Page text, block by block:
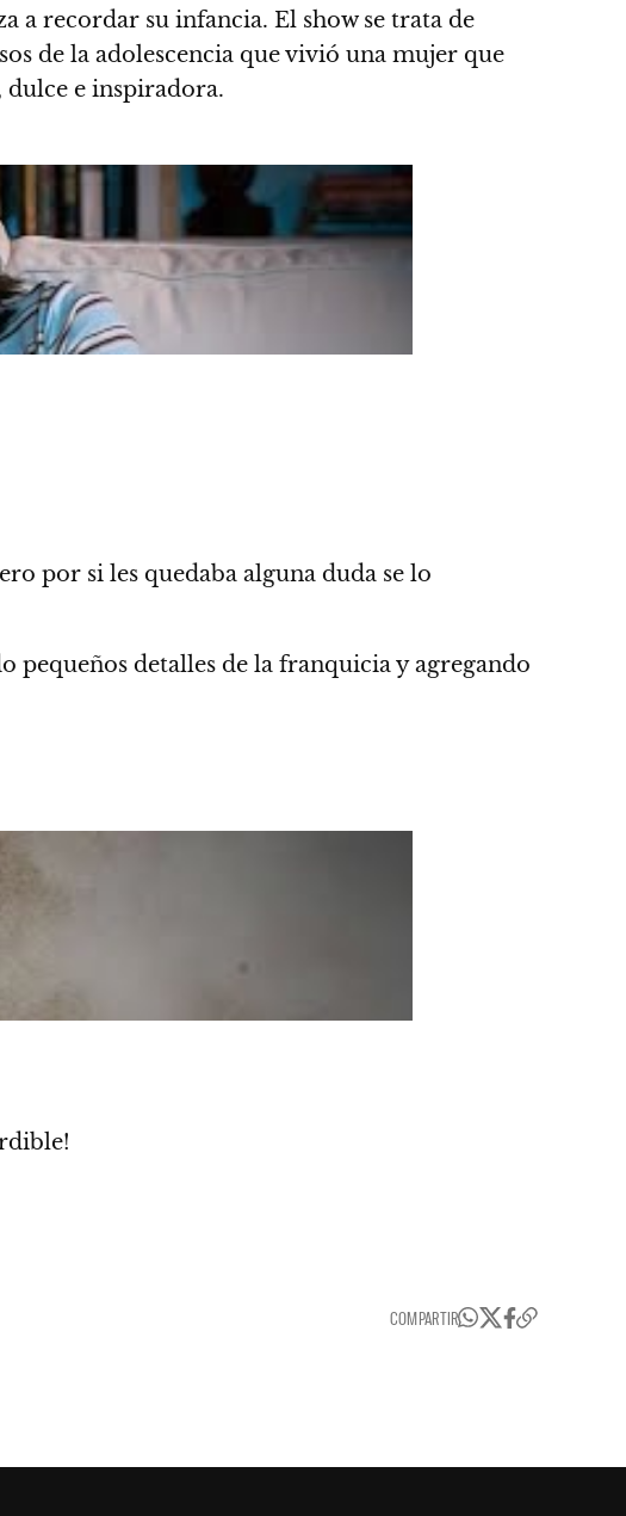
a recordar su infancia. El show se trata de
de la adolescencia que vivió una mujer que
e inspiradora.
por si les quedaba alguna duda se lo
pequeños detalles de la franquicia y agregando
COMPARTIR